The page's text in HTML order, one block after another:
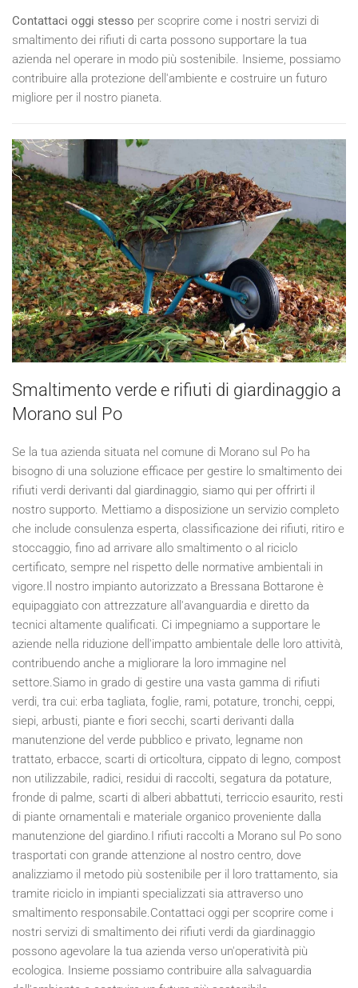
Contattaci oggi stesso per scoprire come i nostri servizi di
smaltimento dei rifiuti di carta possono supportare la tua
azienda nel operare in modo più sostenibile. Insieme, possiamo
contribuire alla protezione dell'ambiente e costruire un futuro
migliore per il nostro pianeta.
Smaltimento verde e rifiuti di giardinaggio a
Morano sul Po
Se la tua azienda situata nel comune di Morano sul Po ha
bisogno di una soluzione efficace per gestire lo smaltimento dei
rifiuti verdi derivanti dal giardinaggio, siamo qui per offrirti il
nostro supporto. Mettiamo a disposizione un servizio completo
che include consulenza esperta, classificazione dei rifiuti, ritiro e
stoccaggio, fino ad arrivare allo smaltimento o al riciclo
certificato, sempre nel rispetto delle normative ambientali in
vigore.Il nostro impianto autorizzato a Bressana Bottarone è
equipaggiato con attrezzature all'avanguardia e diretto da
tecnici altamente qualificati. Ci impegniamo a supportare le
aziende nella riduzione dell'impatto ambientale delle loro attività,
contribuendo anche a migliorare la loro immagine nel
settore.Siamo in grado di gestire una vasta gamma di rifiuti
verdi, tra cui: erba tagliata, foglie, rami, potature, tronchi, ceppi,
siepi, arbusti, piante e fiori secchi, scarti derivanti dalla
manutenzione del verde pubblico e privato, legname non
trattato, erbacce, scarti di orticoltura, cippato di legno, compost
non utilizzabile, radici, residui di raccolti, segatura da potature,
fronde di palme, scarti di alberi abbattuti, terriccio esaurito, resti
di piante ornamentali e materiale organico proveniente dalla
manutenzione del giardino.I rifiuti raccolti a Morano sul Po sono
trasportati con grande attenzione al nostro centro, dove
analizziamo il metodo più sostenibile per il loro trattamento, sia
tramite riciclo in impianti specializzati sia attraverso uno
smaltimento responsabile.Contattaci oggi per scoprire come i
nostri servizi di smaltimento dei rifiuti verdi da giardinaggio
possono agevolare la tua azienda verso un'operatività più
ecologica. Insieme possiamo contribuire alla salvaguardia